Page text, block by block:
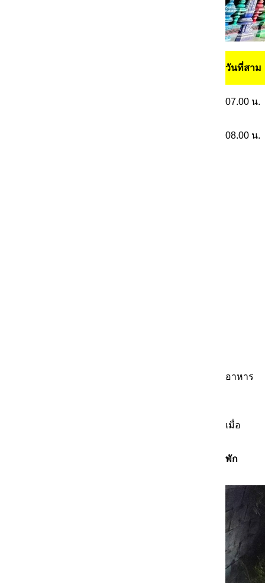
วันที่สาม
07.00 น.
08.00 น.
อาหาร
เมื่อ
พัก